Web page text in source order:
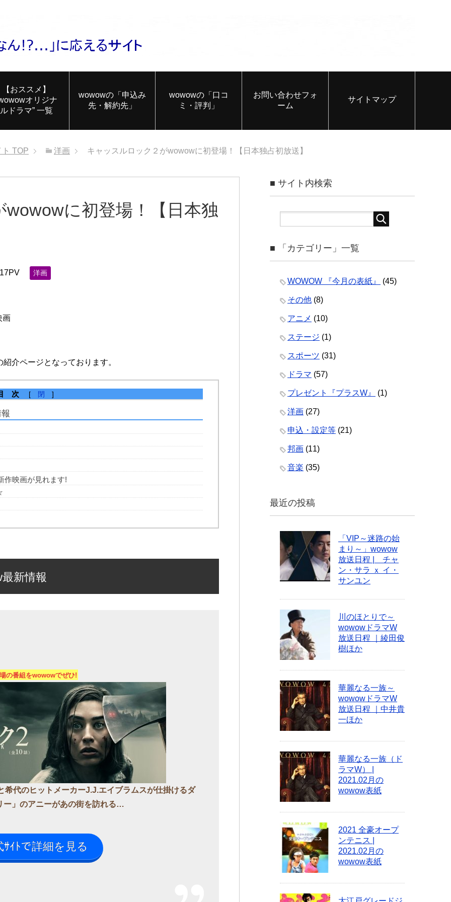
【おススメ】
オリジナ
ルドラマ” 一覧
wowowの「申込み
先・解約先」
wowowの「口コ
ミ・評判」
お問い合わせフォ
ーム
サイトマップ
TOP 洋画 キャッスルロック２がwowowに初登場！【日本独占初放送】
に初登場！【日本独
洋画
画
介ページとなっております。
次 [ 閉 ]
作映画が見れます!
新情報
の番組をwowowでぜひ!
希代のヒットメーカーJ.J.エイブラムスが仕掛けるダ
ー」のアニーがあの街を訪れる…
ｲﾄで詳細を見る
■ サイト内検索
■ 「カテゴリー」一覧
WOWOW 『今月の表紙』 (45)
その他 (8)
アニメ (10)
ステージ (1)
スポーツ (31)
ドラマ (57)
プレゼント『プラスW』 (1)
洋画 (27)
申込・設定等 (21)
邦画 (11)
音楽 (35)
最近の投稿
「VIP～迷路の始
まり～」wowow
放送日程 | チャ
ン・サラ ｘ イ・
サンユン
川のほとりで～
wowowドラマW
放送日程 ｜綾田俊
樹ほか
華麗なる一族～
wowowドラマW
放送日程 ｜中井貴
一ほか
華麗なる一族（ド
ラマW） |
2021.02月の
wowow表紙
2021 全豪オープ
ンテニス |
2021.02月の
wowow表紙